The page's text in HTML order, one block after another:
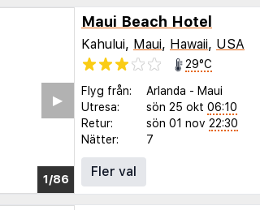
1/82
▶︎
Maui Beach Hotel
Kahului, Maui, Hawaii, USA
29°C
Flyg från: Arlanda - Maui
Utresa:
sön 25 okt 06:10
Retur:
sön 01 nov 22:30
Nätter:
7
Fler val